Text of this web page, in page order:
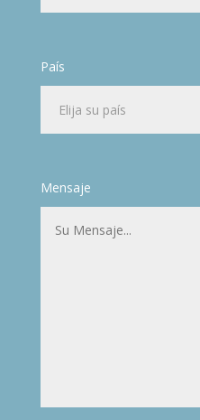
País
Mensaje